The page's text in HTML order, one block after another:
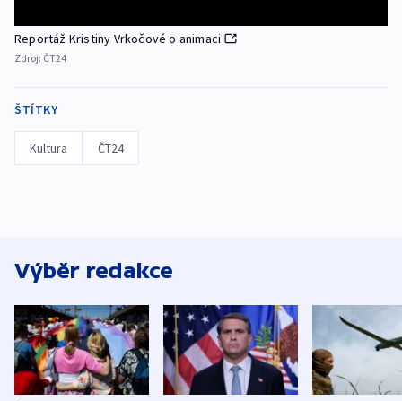
Reportáž Kristiny Vrkočové o animaci
Zdroj: ČT24
ŠTÍTKY
Kultura ČT24
Výběr redakce